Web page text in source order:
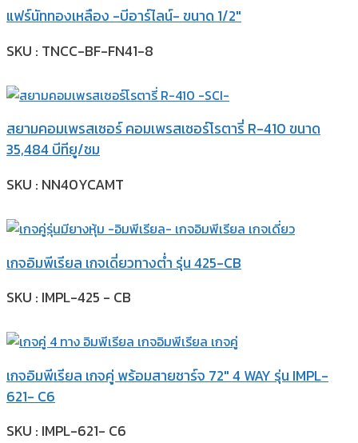
แฟร์นัททองเหลือง -บีอาร์ไลน์- ขนาด 1/2″
SKU : TNCC-BF-FN41-8
สยามคอมเพรสเซอร์ คอมเพรสเซอร์โรตารี่ R-410 ขนาด
35,484 บีทียู/ชม
SKU : NN40YCAMT
เกจอิมพีเรียล เกจเดี่ยวทางต่ำ รุ่น 425-CB
SKU : IMPL-425 - CB
เกจอิมพีเรียล เกจคู่ พร้อมสายชาร์จ 72″ 4 WAY รุ่น IMPL-
621- C6
SKU : IMPL-621- C6